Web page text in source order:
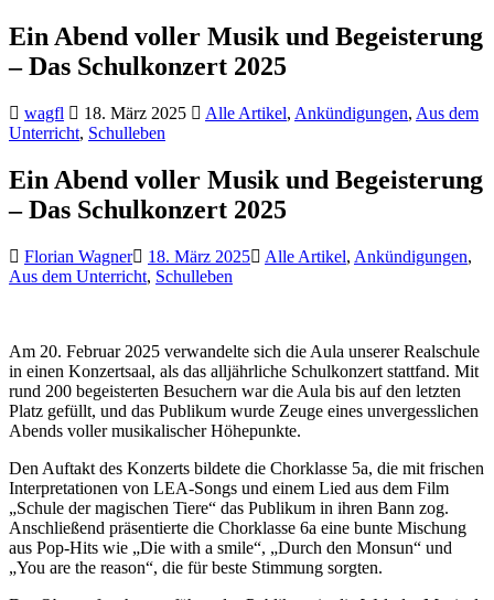
Ein Abend voller Musik und Begeisterung
– Das Schulkonzert 2025
wagfl 18. März 2025 Alle Artikel, Ankündigungen, Aus dem
Unterricht, Schulleben
Ein Abend voller Musik und Begeisterung
– Das Schulkonzert 2025
Florian Wagner 18. März 2025 Alle Artikel, Ankündigungen,
Aus dem Unterricht, Schulleben
Am 20. Februar 2025 verwandelte sich die Aula unserer Realschule
in einen Konzertsaal, als das alljährliche Schulkonzert stattfand. Mit
rund 200 begeisterten Besuchern war die Aula bis auf den letzten
Platz gefüllt, und das Publikum wurde Zeuge eines unvergesslichen
Abends voller musikalischer Höhepunkte.
Den Auftakt des Konzerts bildete die Chorklasse 5a, die mit frischen
Interpretationen von LEA-Songs und einem Lied aus dem Film
„Schule der magischen Tiere“ das Publikum in ihren Bann zog.
Anschließend präsentierte die Chorklasse 6a eine bunte Mischung
aus Pop-Hits wie „Die with a smile“, „Durch den Monsun“ und
„You are the reason“, die für beste Stimmung sorgten.